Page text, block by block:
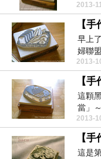
聞台
2013-
早上
婦聯
附了
2013-
這顆
當」
會比
2013-
這是